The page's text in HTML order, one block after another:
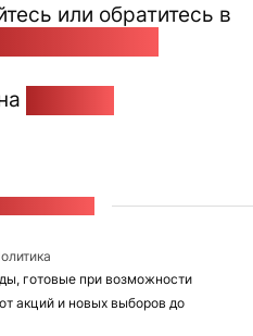
или обратитесь в
готовые при возможности
акций и новых выборов до